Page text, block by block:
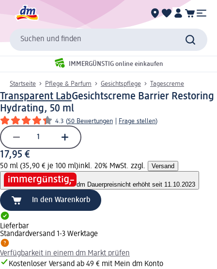
Suchen und finden
IMMERGÜNSTIG online einkaufen
Startseite Pflege & Parfum Gesichtspflege Tagescreme
Transparent LabGesichtscreme Barrier Restoring
Hydrating, 50 ml
4.3 (50 Bewertungen Frage stellen)
17,95 €
50 ml (35,90 € je 100 ml)inkl. 20% MwSt. zzgl. Versand
dm Dauerpreisnicht erhöht seit 11.10.2023
In den Warenkorb
Lieferbar
Standardversand 1-3 Werktage
Verfügbarkeit in einem dm Markt prüfen
Kostenloser Versand ab 49 € mit Mein dm Konto